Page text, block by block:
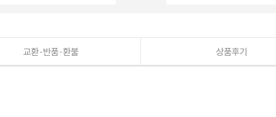
교환·반품·환불 상품후기